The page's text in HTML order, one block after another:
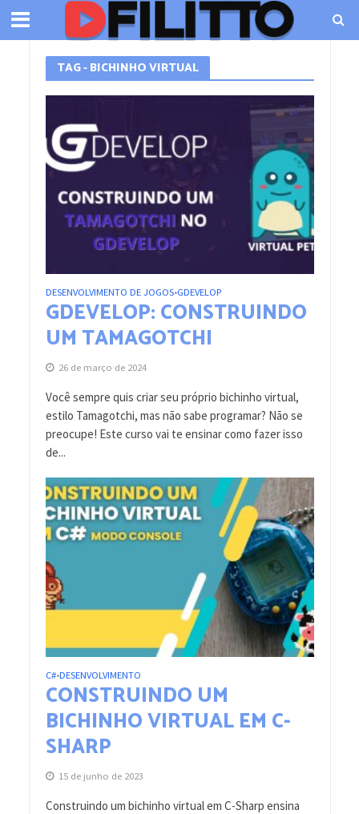
TAG - BICHINHO VIRTUAL
DESENVOLVIMENTO DE JOGOS•GDEVELOP
GDEVELOP: CONSTRUINDO
UM TAMAGOTCHI
26 de março de 2024
Você sempre quis criar seu próprio bichinho virtual,
estilo Tamagotchi, mas não sabe programar? Não se
preocupe! Este curso vai te ensinar como fazer isso
de...
C#•DESENVOLVIMENTO
CONSTRUINDO UM
BICHINHO VIRTUAL EM C-
SHARP
15 de junho de 2023
Construindo um bichinho virtual em C-Sharp ensina